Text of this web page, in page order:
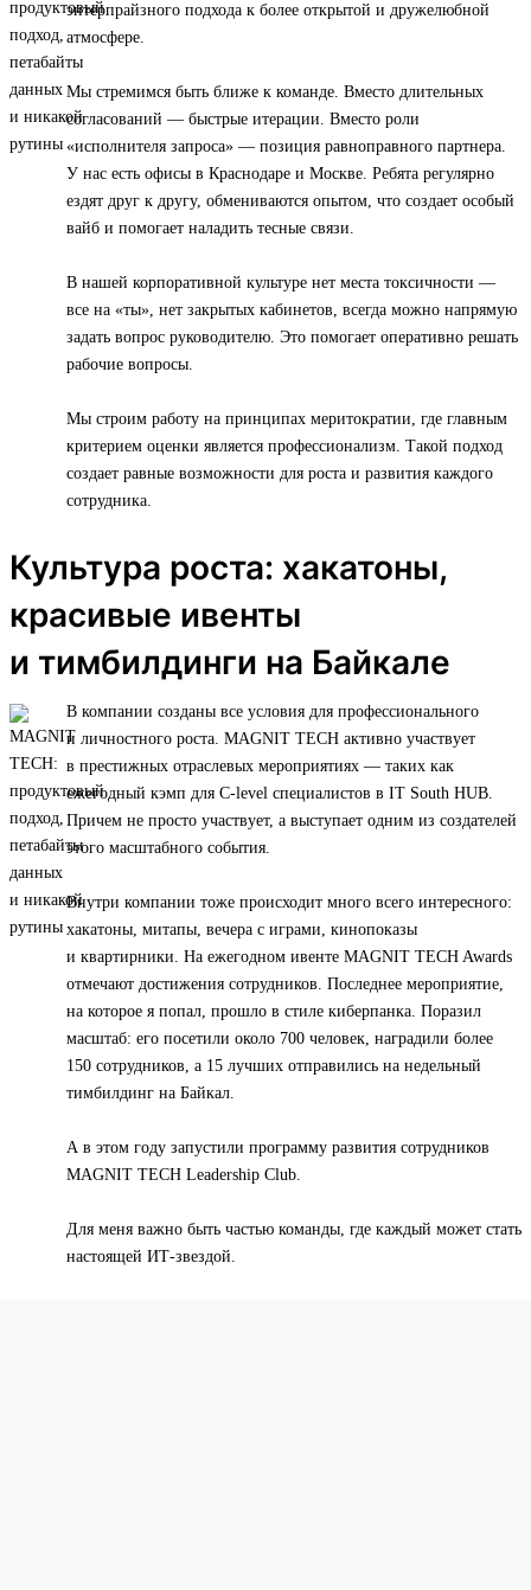
энтерпрайзного подхода к более открытой и дружелюбной
атмосфере.
Мы стремимся быть ближе к команде. Вместо длительных
согласований — быстрые итерации. Вместо роли
«исполнителя запроса» — позиция равноправного партнера.
У нас есть офисы в Краснодаре и Москве. Ребята регулярно
ездят друг к другу, обмениваются опытом, что создает особый
вайб и помогает наладить тесные связи.
В нашей корпоративной культуре нет места токсичности —
все на «ты», нет закрытых кабинетов, всегда можно напрямую
задать вопрос руководителю. Это помогает оперативно решать
рабочие вопросы.
Мы строим работу на принципах меритократии, где главным
критерием оценки является профессионализм. Такой подход
создает равные возможности для роста и развития каждого
сотрудника.
Культура роста: хакатоны,
красивые ивенты
и тимбилдинги на Байкале
В компании созданы все условия для профессионального
и личностного роста. MAGNIT TECH активно участвует
в престижных отраслевых мероприятиях — таких как
ежегодный кэмп для C-level специалистов в IT South HUB.
Причем не просто участвует, а выступает одним из создателей
этого масштабного события.
Внутри компании тоже происходит много всего интересного:
хакатоны, митапы, вечера с играми, кинопоказы
и квартирники. На ежегодном ивенте MAGNIT TECH Awards
отмечают достижения сотрудников. Последнее мероприятие,
на которое я попал, прошло в стиле киберпанка. Поразил
масштаб: его посетили около 700 человек, наградили более
150 сотрудников, а 15 лучших отправились на недельный
тимбилдинг на Байкал.
А в этом году запустили программу развития сотрудников
MAGNIT TECH Leadership Club.
Для меня важно быть частью команды, где каждый может стать
настоящей ИТ-звездой.